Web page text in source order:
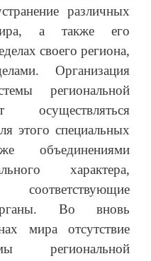
различных
а также его
своего региона,
Организация
региональной
осуществляться
этого специальных
объединениями
характера,
Во вновь
мира отсутствие
региональной